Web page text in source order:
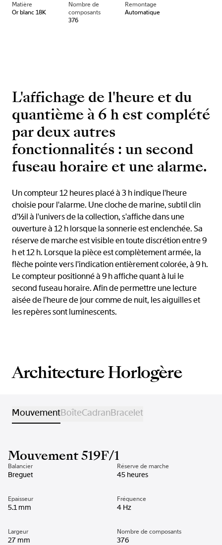
Matière
Or blanc 18K
Nombre de
composants
376
Remontage
Automatique
L'affichage de l'heure et du
quantième à 6 h est complété
par deux autres
fonctionnalités : un second
fuseau horaire et une alarme.
Un compteur 12 heures placé à 3 h indique l'heure
choisie pour l'alarme. Une cloche de marine, subtil clin
d'½il à l'univers de la collection, s'affiche dans une
ouverture à 12 h lorsque la sonnerie est enclenchée. Sa
réserve de marche est visible en toute discrétion entre 9
h et 12 h. Lorsque la pièce est complètement armée, la
flèche pointe vers l'indication entièrement colorée, à 9 h.
Le compteur positionné à 9 h affiche quant à lui le
second fuseau horaire. Afin de permettre une lecture
aisée de l'heure de jour comme de nuit, les aiguilles et
les repères sont luminescents.
Architecture Horlogère
MouvementBoîteCadranBracelet
Mouvement 519F/1
Balancier
Breguet
Réserve de marche
45 heures
Epaisseur
5.1 mm
Fréquence
4 Hz
Largeur
27 mm
Nombre de composants
376